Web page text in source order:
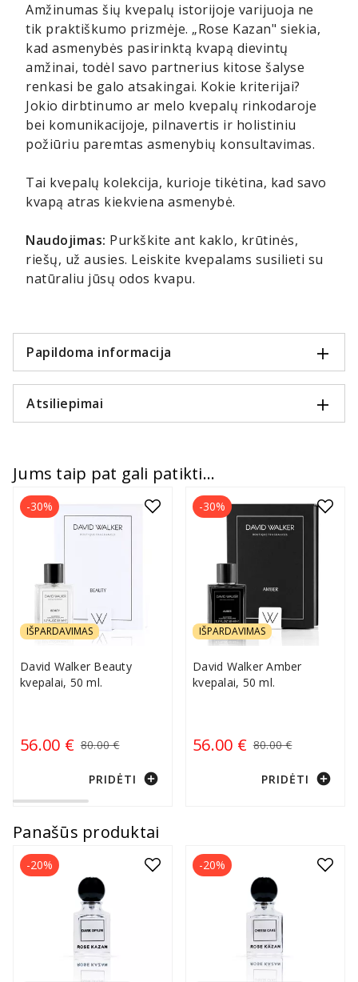
Amžinumas šių kvepalų istorijoje varijuoja ne
tik praktiškumo prizmėje. „Rose Kazan" siekia,
kad asmenybės pasirinktą kvapą dievintų
amžinai, todėl savo partnerius kitose šalyse
renkasi be galo atsakingai. Kokie kriterijai?
Jokio dirbtinumo ar melo kvepalų rinkodaroje
bei komunikacijoje, pilnavertis ir holistiniu
požiūriu paremtas asmenybių konsultavimas.
Tai kvepalų kolekcija, kurioje tikėtina, kad savo
kvapą atras kiekviena asmenybė.
Naudojimas: Purkškite ant kaklo, krūtinės,
riešų, už ausies. Leiskite kvepalams susilieti su
natūraliu jūsų odos kvapu.
Papildoma informacija
Atsiliepimai
Jums taip pat gali patikti...
IŠPARDAVIMAS
David Walker Beauty
kvepalai, 50 ml.
56.00 € 80.00 €
-30%
PRIDĖTI add_circle
IŠPARDAVIMAS
David Walker Amber
kvepalai, 50 ml.
56.00 € 80.00 €
-30%
PRIDĖTI add_circle
Panašūs produktai
-20% -20%